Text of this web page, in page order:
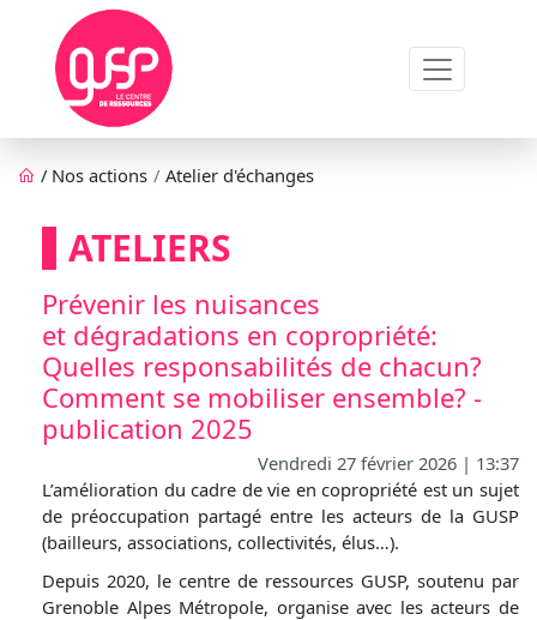
Aller au contenu principal
Fil d'Ariane
/ Nos actions Atelier d'échanges
ATELIERS
Prévenir les nuisances
et dégradations en copropriété:
Quelles responsabilités de chacun?
Comment se mobiliser ensemble? -
publication 2025
Vendredi 27 février 2026 | 13:37
L’amélioration du cadre de vie en copropriété est un sujet
de préoccupation partagé entre les acteurs de la GUSP
(bailleurs, associations, collectivités, élus…).
Depuis 2020, le centre de ressources GUSP, soutenu par
Grenoble Alpes Métropole, organise avec les acteurs de